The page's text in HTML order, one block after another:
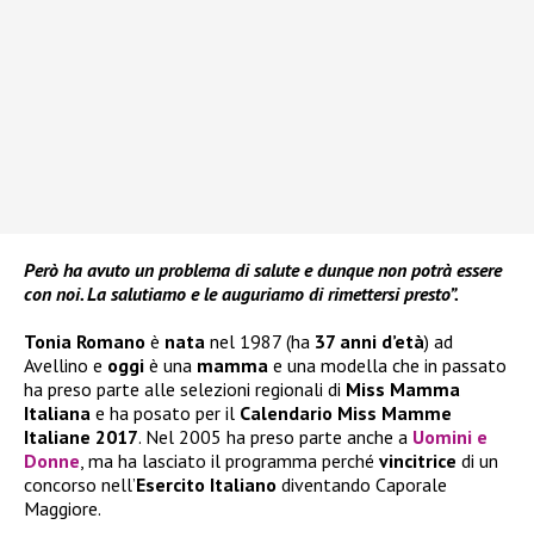
Però ha avuto un problema di salute e dunque non potrà essere
con noi. La salutiamo e le auguriamo di rimettersi presto”.
Tonia Romano è nata nel 1987 (ha 37 anni d’età) ad
Avellino e oggi è una mamma e una modella che in passato
ha preso parte alle selezioni regionali di Miss Mamma
Italiana e ha posato per il Calendario Miss Mamme
Italiane 2017. Nel 2005 ha preso parte anche a Uomini e
Donne, ma ha lasciato il programma perché vincitrice di un
concorso nell’Esercito Italiano diventando Caporale
Maggiore.